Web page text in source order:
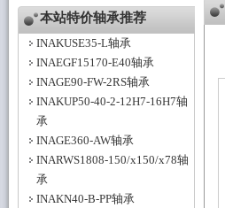
本站特价轴承推荐
INAKUSE35-L轴承
INAEGF15170-E40轴承
INAGE90-FW-2RS轴承
INAKUP50-40-2-12H7-16H7轴
承
INAGE360-AW轴承
INARWS1808-150/x150/x78轴
承
INAKN40-B-PP轴承